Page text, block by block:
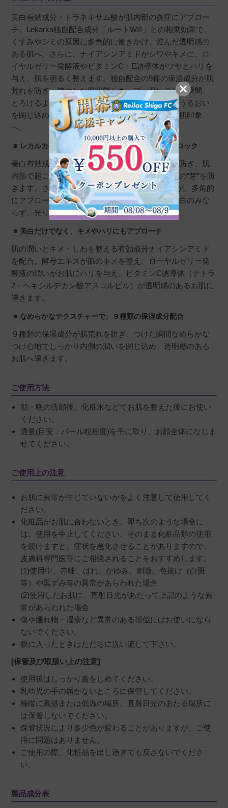
美白有効成分・トラネキサム酸が肌内部の炎症にアプロー
チ。Lekarka独自配合成分「ルートW®」との相乗効果で、
くすみやシミの原因に多角的に働きかけ、澄んだ透明感の
ある肌へ。さらに、ナイアシンアミドがシワやキメに、ロ
イヤルゼリー発酵液やビタミンC・E誘導体がツヤとハリを
与え、肌を明るく整えます。独自配合の9種の保湿成分が肌
荒れを防ぎ、健やかな肌状態をキープ。肌にのせた瞬間、
とろけるようになめらかに広がるテクスチャーがうるおい
を閉じ込め、肌密度を整えながら、輝きあふれる肌印象
へ。
レカルカ初の独自処方でシミ・くすみの“芽”をブロック
美白有効成分トラネキサム酸がメラニンの生成を防ぎ、肌
内部で起こる炎症にアプローチし、シミ・くすみの“芽”を防
ぎます。さらにレカルカ独自配合成分“ルートW”が、多角的
にアプローチすることでシナジーを生み出し、美白のみな
らず、光り輝く透明感のその先へ導きます。
美白だけでなく、キメやハリにもアプローチ
肌の潤いとキメ・しわを整える有効成分ナイアシンアミド
を配合。酵母エキスが肌のキメを整え、ローヤルゼリー発
酵液の潤いがお肌にハリを与え、ビタミンC誘導体（テトラ
2－ヘキシルデカン酸アスコルビル）が透明感のあるお肌に
導きます。
なめらかなテクスチャーで、９種類の保湿成分配合
９種類の保湿成分が肌荒れを防ぎ、つけた瞬間なめらかな
つけ心地でしっかり内側の潤いを閉じ込め、透明感のある
お肌へ導きます。
ご使用方法
朝・晩の洗顔後、化粧水などでお肌を整えた後にお使い
ください。
適量(目安：パール粒程度)を手に取り、お顔全体になじま
せてください。
ご使用上の注意
お肌に異常が生じていないかをよく注意して使用してく
ださい。
化粧品がお肌に合わないとき、即ち次のような場合に
は、使用を中止してください。そのまま化粧品類の使用
を続けますと、症状を悪化させることがありますので、
皮膚科専門医等にご相談されることをおすすめします。
(1)使用中、赤味、はれ、かゆみ、刺激、色抜け（白斑
等）や黒ずみ等の異常があらわれた場合
(2)使用したお肌に、直射日光があたって上記のような異
常があらわれた場合
傷や腫れ物・湿疹など異常のある部位にはお使いになら
ないでください。
眼に入ったときはただちに洗い流して下さい。
[保管及び取扱い上の注意]
使用後はしっかり蓋をしめてください。
乳幼児の手の届かないところに保管してください。
極端に高温または低温の場所、直射日光のあたる場所に
は保管しないでください。
保管状況により多少色が変わることがありますが、ご使
用に問題はありません。
ご使用の際、化粧品を出し過ぎても戻さないでくださ
い。
製品成分表